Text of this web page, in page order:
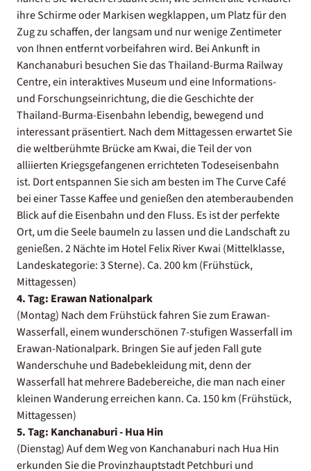
ihre Schirme oder Markisen wegklappen, um Platz für den
Zug zu schaffen, der langsam und nur wenige Zentimeter
von Ihnen entfernt vorbeifahren wird. Bei Ankunft in
Kanchanaburi besuchen Sie das Thailand-Burma Railway
Centre, ein interaktives Museum und eine Informations-
und Forschungseinrichtung, die die Geschichte der
Thailand-Burma-Eisenbahn lebendig, bewegend und
interessant präsentiert. Nach dem Mittagessen erwartet Sie
die weltberühmte Brücke am Kwai, die Teil der von
alliierten Kriegsgefangenen errichteten Todeseisenbahn
ist. Dort entspannen Sie sich am besten im The Curve Café
bei einer Tasse Kaffee und genießen den atemberaubenden
Blick auf die Eisenbahn und den Fluss. Es ist der perfekte
Ort, um die Seele baumeln zu lassen und die Landschaft zu
genießen. 2 Nächte im Hotel Felix River Kwai (Mittelklasse,
Landeskategorie: 3 Sterne). Ca. 200 km (Frühstück,
Mittagessen)
4. Tag: Erawan Nationalpark
(Montag) Nach dem Frühstück fahren Sie zum Erawan-
Wasserfall, einem wunderschönen 7-stufigen Wasserfall im
Erawan-Nationalpark. Bringen Sie auf jeden Fall gute
Wanderschuhe und Badebekleidung mit, denn der
Wasserfall hat mehrere Badebereiche, die man nach einer
kleinen Wanderung erreichen kann. Ca. 150 km (Frühstück,
Mittagessen)
5. Tag: Kanchanaburi - Hua Hin
(Dienstag) Auf dem Weg von Kanchanaburi nach Hua Hin
erkunden Sie die Provinzhauptstadt Petchburi und